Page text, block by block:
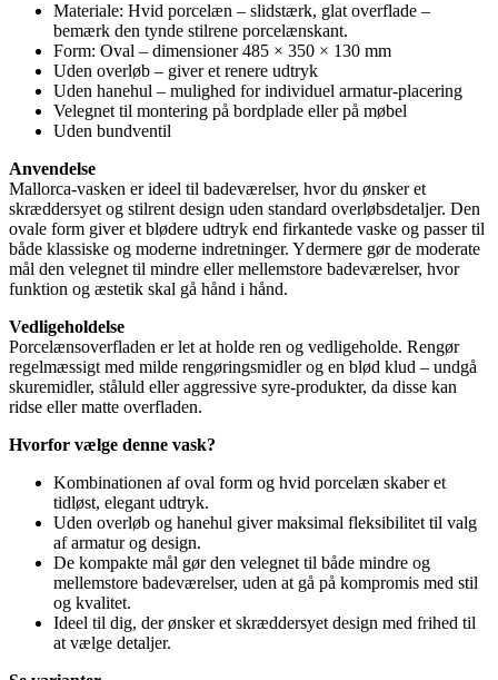
Materiale: Hvid porcelæn – slidstærk, glat overflade –
bemærk den tynde stilrene porcelænskant.
Form: Oval – dimensioner 485 × 350 × 130 mm
Uden overløb – giver et renere udtryk
Uden hanehul – mulighed for individuel armatur-placering
Velegnet til montering på bordplade eller på møbel
Uden bundventil
Anvendelse
Mallorca-vasken er ideel til badeværelser, hvor du ønsker et
skræddersyet og stilrent design uden standard overløbsdetaljer. Den
ovale form giver et blødere udtryk end firkantede vaske og passer til
både klassiske og moderne indretninger. Ydermere gør de moderate
mål den velegnet til mindre eller mellemstore badeværelser, hvor
funktion og æstetik skal gå hånd i hånd.
Vedligeholdelse
Porcelæns­overfladen er let at holde ren og vedligeholde. Rengør
regelmæssigt med milde rengøringsmidler og en blød klud – undgå
skuremidler, ståluld eller aggressive syre‐produkter, da disse kan
ridse eller matte overfladen.
Hvorfor vælge denne vask?
Kombinationen af oval form og hvid porcelæn skaber et
tidløst, elegant udtryk.
Uden overløb og hanehul giver maksimal fleksibilitet til valg
af armatur og design.
De kompakte mål gør den velegnet til både mindre og
mellemstore badeværelser, uden at gå på kompromis med stil
og kvalitet.
Ideel til dig, der ønsker et skræddersyet design med frihed til
at vælge detaljer.